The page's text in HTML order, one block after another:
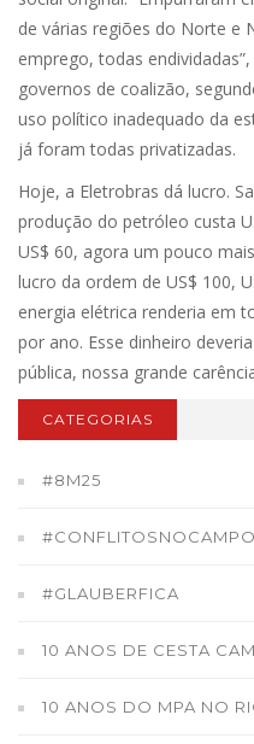
de várias regiões do Norte e
emprego, todas
governos de coalizão,
uso político inadequado da
já foram todas privatizadas.
Hoje, a Eletrobras dá lucro.
produção do petróleo custa
US$ 60, agora um pouco
lucro da ordem de US$ 100,
energia elétrica renderia em
por ano. Esse dinheiro
pública, nossa grande
CATEGORIAS
#8M25
#GLAUBERFICA
10 ANOS DE CESTA
10 ANOS DO MPA NO